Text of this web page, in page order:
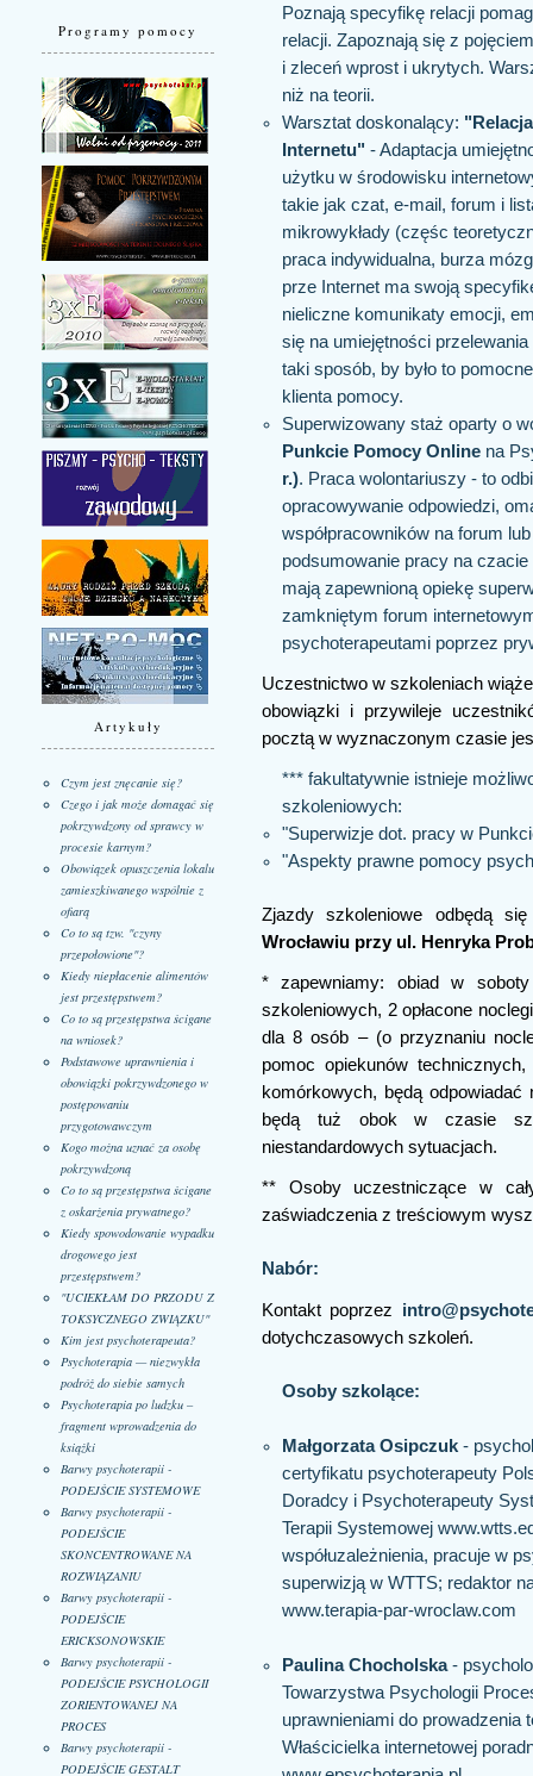
Programy pomocy
Artykuły
Czym jest znęcanie się?
Czego i jak może domagać się
pokrzywdzony od sprawcy w
procesie karnym?
Obowiązek opuszczenia lokalu
zamieszkiwanego wspólnie z
ofiarą
Co to są tzw. "czyny
przepołowione"?
Kiedy niepłacenie alimentów
jest przestępstwem?
Co to są przestępstwa ścigane
na wniosek?
Podstawowe uprawnienia i
obowiązki pokrzywdzonego w
postępowaniu
przygotowawczym
Kogo można uznać za osobę
pokrzywdzoną
Co to są przestępstwa ścigane
z oskarżenia prywatnego?
Kiedy spowodowanie wypadku
drogowego jest
przestępstwem?
"UCIEKŁAM DO PRZODU Z
TOKSYCZNEGO ZWIĄZKU"
Kim jest psychoterapeuta?
Psychoterapia — niezwykła
podróż do siebie samych
Psychoterapia po ludzku –
fragment wprowadzenia do
książki
Barwy psychoterapii -
PODEJŚCIE SYSTEMOWE
Barwy psychoterapii -
PODEJŚCIE
SKONCENTROWANE NA
ROZWIĄZANIU
Barwy psychoterapii -
PODEJŚCIE
ERICKSONOWSKIE
Barwy psychoterapii -
PODEJŚCIE PSYCHOLOGII
ZORIENTOWANEJ NA
PROCES
Barwy psychoterapii -
PODEJŚCIE GESTALT
Poznają specyfikę relacji
relacji. Zapoznają się z
i zleceń wprost i ukrytych.
niż na teorii.
Warsztat doskonalący:
Internetu" - Adaptacja
użytku w środowisku
takie jak czat, e-mail, forum i
mikrowykłady (częśc
praca indywidualna, burza
prze Internet ma swoją
nieliczne komunikaty emocji,
się na umiejętności
taki sposób, by było to
klienta pomocy.
Superwizowany staż oparty o
Punkcie Pomocy Onlinena
r.). Praca wolontariuszy - to
opracowywanie odpowiedzi,
współpracowników na forum
podsumowanie pracy na
mają zapewnioną opiekę
zamkniętym forum
psychoterapeutami poprzez
Uczestnictwo w szkoleniach
obowiązki i przywileje
pocztą w wyznaczonym czasie
*** fakultatywnie istnieje
szkoleniowych:
"Superwizje dot. pracy w
"Aspekty prawne pomocy
Zjazdy szkoleniowe odbędą
Wrocławiu przy ul. Henryka
* zapewniamy: obiad w
szkoleniowych, 2 opłacone
dla 8 osób – (o przyznaniu
pomoc opiekunów
komórkowych, będą
będą tuż obok w czasie
niestandardowych sytuacjach.
** Osoby uczestniczące w
zaświadczenia z treściowym
Nabór:
Kontakt poprzez
dotychczasowych szkoleń.
Osoby szkolące:
Małgorzata Osipczuk-
certyfikatu psychoterapeuty
Doradcy i Psychoterapeuty
Terapii Systemowej
współuzależnienia, pracuje w
superwizją w WTTS; redaktor
www.terapia-par-wroclaw.com
Paulina Chocholska-
Towarzystwa Psychologii
uprawnieniami do prowadzenia
Właścicielka internetowej